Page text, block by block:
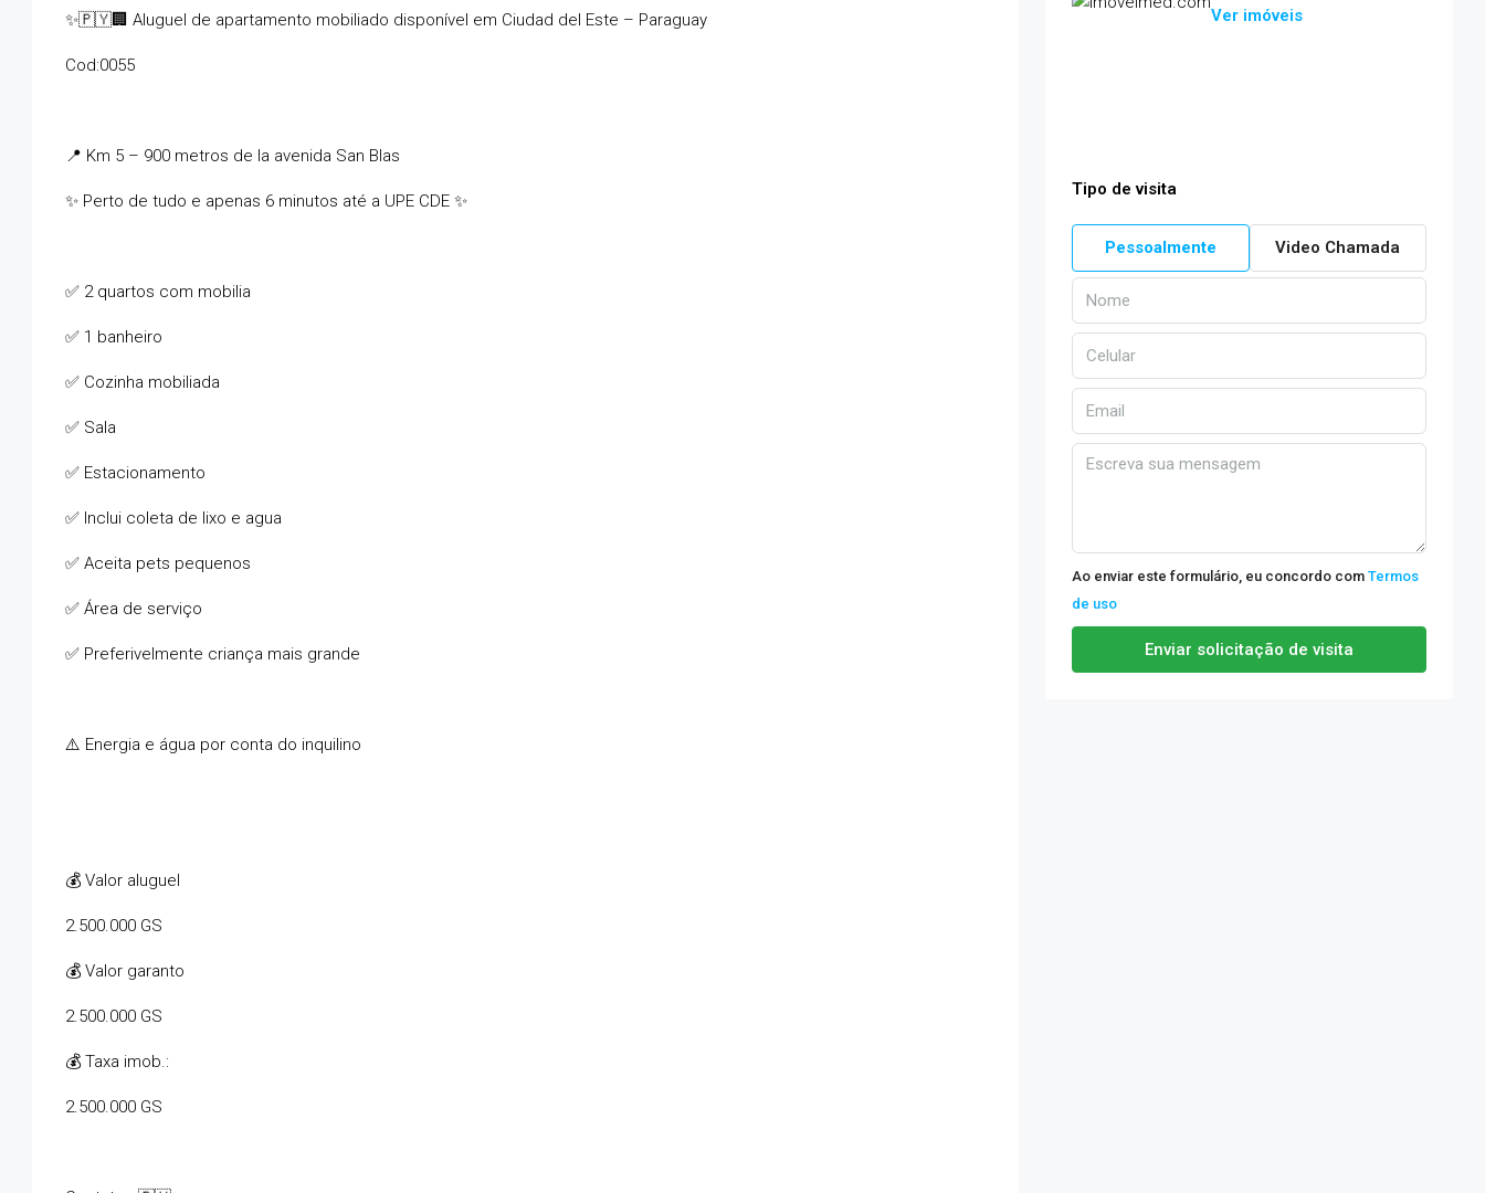
✨🇵🇾🏢 Aluguel de apartamento mobiliado disponível em Ciudad del Este – Paraguay
Cod:0055
📍 Km 5 – 900 metros de la avenida San Blas
✨ Perto de tudo e apenas 6 minutos até a UPE CDE ✨
✅ 2 quartos com mobilia
✅ 1 banheiro
✅ Cozinha mobiliada
✅ Sala
✅ Estacionamento
✅ Inclui coleta de lixo e agua
✅ Aceita pets pequenos
✅ Área de serviço
✅ Preferivelmente criança mais grande
⚠️ Energia e água por conta do inquilino
💰 Valor aluguel
2.500.000 GS
💰 Valor garanto
2.500.000 GS
💰 Taxa imob.:
2.500.000 GS
Ver imóveis
Tipo de visita
Pessoalmente Video Chamada
Ao enviar este formulário, eu concordo com Termos
de uso
Enviar solicitação de visita